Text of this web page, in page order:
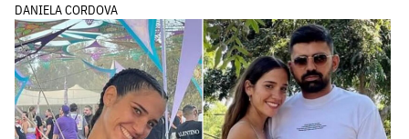
DANIELA CORDOVA